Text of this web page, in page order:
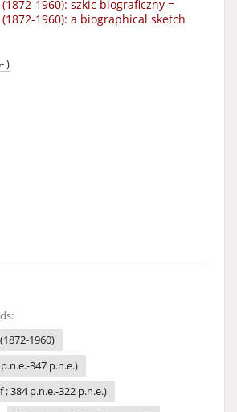
1960): szkic biograficzny =
(1872-1960): a biographical sketch
)
1960)
347 p.n.e.)
384 p.n.e.-322 p.n.e.)